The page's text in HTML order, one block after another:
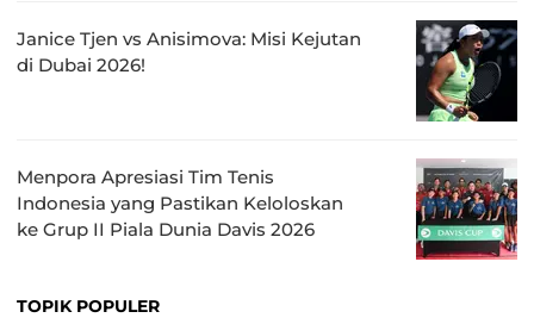
Janice Tjen vs Anisimova: Misi Kejutan
di Dubai 2026!
Menpora Apresiasi Tim Tenis
Indonesia yang Pastikan Keloloskan
ke Grup II Piala Dunia Davis 2026
TOPIK POPULER